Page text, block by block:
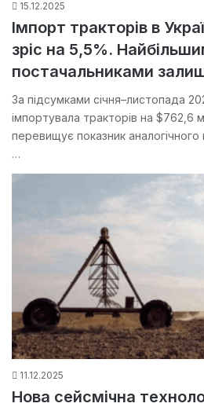
15.12.2025
Імпорт тракторів в
зріс на 5,5%.
постачальниками
За підсумками січня–листопада
імпортувала тракторів на $762,6
перевищує показник
…
11.12.2025
Нова сейсмічна